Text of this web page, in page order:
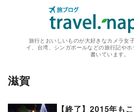
旅行とおいしいものが大好きなカメラ女
イ、台湾、シンガポールなどの旅行記や
書いています。
滋賀
【終了】2015年も